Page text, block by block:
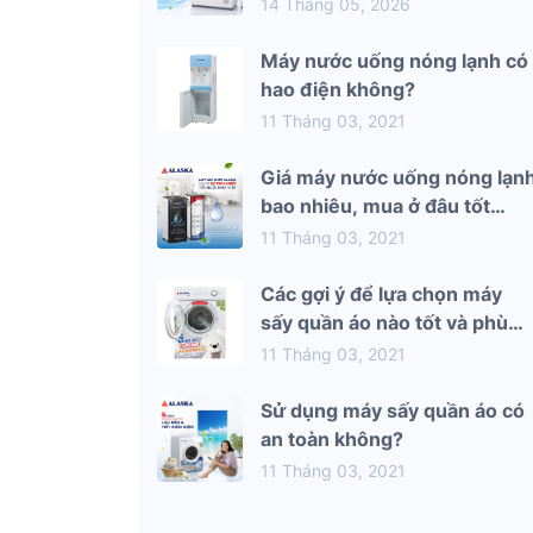
14 Tháng 05, 2026
Máy nước uống nóng lạnh có
hao điện không?
11 Tháng 03, 2021
Giá máy nước uống nóng
bao nhiêu, mua ở đâu tốt
nhất?
11 Tháng 03, 2021
Các gợi ý để lựa chọn máy
sấy quần áo nào tốt và phù
hợp nhất với gia đình bạn
11 Tháng 03, 2021
Sử dụng máy sấy quần áo có
an toàn không?
11 Tháng 03, 2021